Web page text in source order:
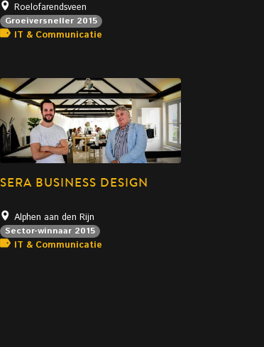
Roelofarendsveen
Groeiversneller 2015
IT & Communicatie
SERA BUSINESS DESIGN
Alphen aan den Rijn
Sector-winnaar 2015
IT & Communicatie